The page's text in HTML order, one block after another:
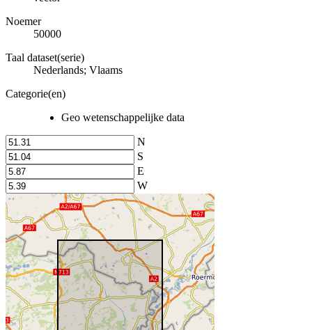
Noemer
50000
Taal dataset(serie)
Nederlands; Vlaams
Categorie(en)
Geo wetenschappelijke data
N
S
E
W